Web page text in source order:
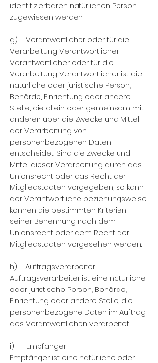
identifizierbaren natürlichen Person
zugewiesen werden.
g) Verantwortlicher oder für die
Verarbeitung Verantwortlicher
Verantwortlicher oder für die
Verarbeitung Verantwortlicher ist die
natürliche oder juristische Person,
Behörde, Einrichtung oder andere
Stelle, die allein oder gemeinsam mit
anderen über die Zwecke und Mittel
der Verarbeitung von
personenbezogenen Daten
entscheidet. Sind die Zwecke und
Mittel dieser Verarbeitung durch das
Unionsrecht oder das Recht der
Mitgliedstaaten vorgegeben, so kann
der Verantwortliche beziehungsweise
können die bestimmten Kriterien
seiner Benennung nach dem
Unionsrecht oder dem Recht der
Mitgliedstaaten vorgesehen werden.
h) Auftragsverarbeiter
Auftragsverarbeiter ist eine natürliche
oder juristische Person, Behörde,
Einrichtung oder andere Stelle, die
personenbezogene Daten im Auftrag
des Verantwortlichen verarbeitet.
i) Empfänger
Empfänger ist eine natürliche oder